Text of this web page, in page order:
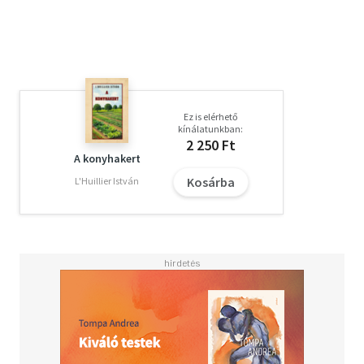
A konyhakert
L'Huillier István
Ez is elérhető
kínálatunkban:
2 250 Ft
Kosárba